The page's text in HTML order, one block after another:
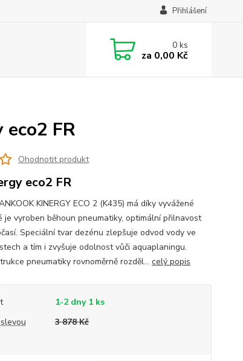
Přihlášení
0ks
za 0,00 Kč
FR
Ohodnotit produkt
eco2 FR
KINERGY ECO 2 (K435) má díky vyvážené
je vyroben běhoun pneumatiky, optimální přilnavost
Speciální tvar dezénu zlepšuje odvod vody ve
a tím i zvyšuje odolnost vůči aquaplaningu.
pneumatiky rovnoměrně rozděl... celý popis
1-2 dny 1 ks
3 878 Kč